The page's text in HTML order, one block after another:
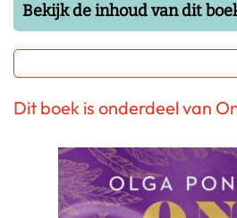
Bekijk de inhoud van dit
Dit boek is onderdeel van